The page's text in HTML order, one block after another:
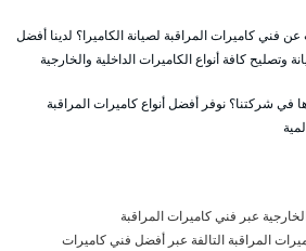
فني كاميرات المراقبة لصيانة الكاميرا؟ لدينا أفضل
وتصليح كافة أنواع الكاميرات الداخلية والخارجية
في شركتنا؟ نوفر أفضل أنواع كاميرات المراقبة
عبر فني كاميرات المراقبة
المراقبة التالفة عبر أفضل فني كاميرات